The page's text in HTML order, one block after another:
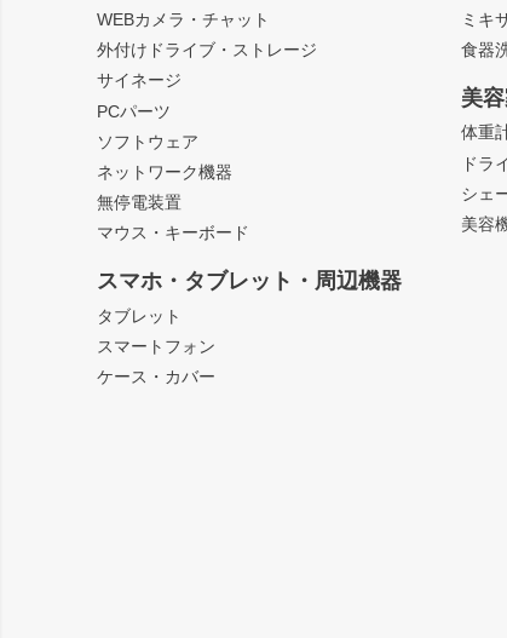
WEBカメラ・チャット
外付けドライブ・ストレージ
サイネージ
PCパーツ
ソフトウェア
ネットワーク機器
無停電装置
マウス・キーボード
スマホ・タブレット・周辺機器
タブレット
スマートフォン
ケース・カバー
ミキ
食器
美
体重
ドラ
シェ
美容